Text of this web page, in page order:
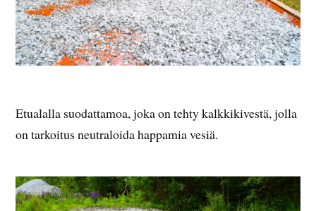
Etualalla suodattamoa, joka on tehty kalkkikivestä, jolla
on tarkoitus neutraloida happamia vesiä.